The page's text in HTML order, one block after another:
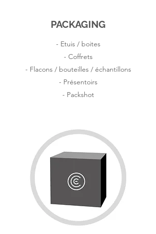
PACKAGING
- Etuis / boites
- Coffrets
- Flacons / bouteilles / échantillons
- Présentoirs
- Packshot